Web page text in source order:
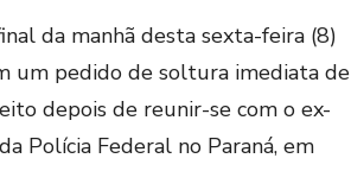
da manhã desta sexta-feira (8)
um pedido de soltura imediata de
depois de reunir-se com o ex-
Polícia Federal no Paraná, em